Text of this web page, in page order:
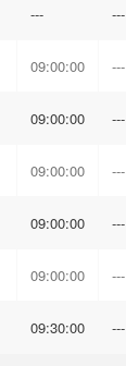
--- ---
09:00:00 ---
09:00:00 ---
09:00:00 ---
09:00:00 ---
09:00:00 ---
09:30:00 ---